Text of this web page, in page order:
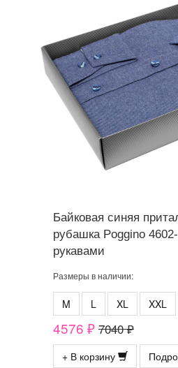
Байковая синяя
рубашка Poggino
рукавами
Размеры в наличии:
M L XL XXL
4576 ₽ 7040 ₽
+ В корзину